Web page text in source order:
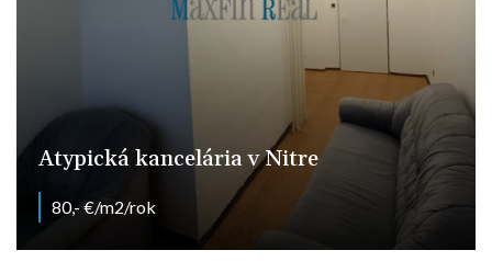
Atypická kancelária v Nitre
80,- €/m2/rok